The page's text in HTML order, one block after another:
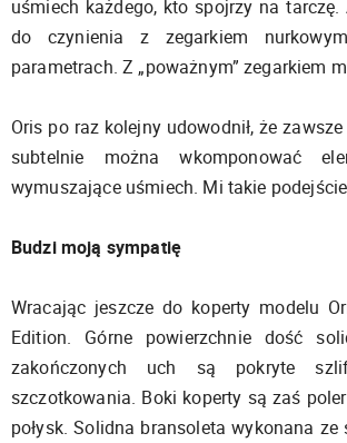
uśmiech każdego, kto spojrzy na
do czynienia z zegarkiem
parametrach. Z „poważnym” zegarkiem
Oris po raz kolejny udowodnił, że
subtelnie można wkomponować
wymuszające uśmiech. Mi takie
Budzi moją sympatię
Wracając jeszcze do koperty modelu
Edition. Górne powierzchnie dość
zakończonych uch są pokryte
szczotkowania. Boki koperty są zaś
połysk. Solidna bransoleta wykonana